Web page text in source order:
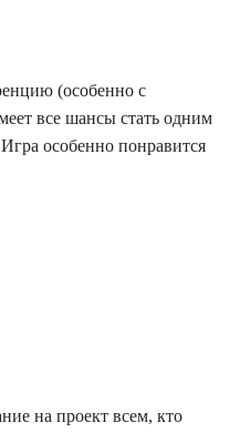
(особенно с
все шансы стать одним
особенно понравится
на проект всем, кто